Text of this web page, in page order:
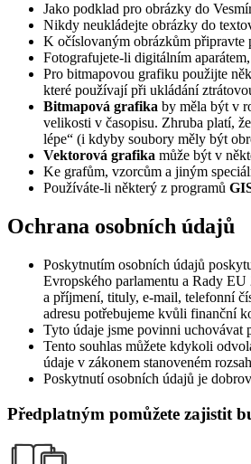
Jako podklad pro obrázky do
Nikdy neukládejte obrázky do
K očíslovaným obrázkům připravte
Fotografujete-li digitálním
Pro bitmapovou grafiku použijte
které používají při ukládání
Bitmapová grafika by měla být v
velikosti v časopisu. Zhruba platí,
lépe“ (i kdyby soubory měly být
Vektorová grafika může být v
Ke grafům, vzorcům a jiným
Používáte-li některý z programů
Ochrana osobních údajů
Poskytnutím osobních údajů
Evropského parlamentu a Rady
a příjmení, tituly, e-mail, telefonní
adresu potřebujeme kvůli finanční
Tyto údaje jsme povinni uchovávat
Tento souhlas můžete kdykoli
údaje v zákonem stanoveném
Poskytnutí osobních údajů je
Předplatným pomůžete zajistit